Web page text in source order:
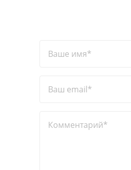
Ваше имя*
Ваш email*
Комментарий*